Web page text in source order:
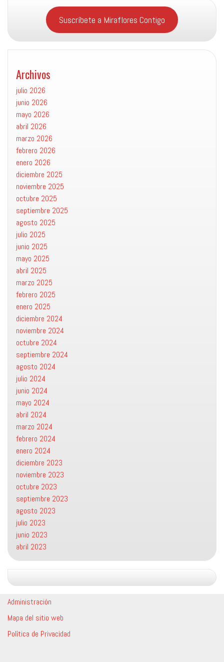
Suscríbete a Miraflores Contigo
Archivos
julio 2026
junio 2026
mayo 2026
abril 2026
marzo 2026
febrero 2026
enero 2026
diciembre 2025
noviembre 2025
octubre 2025
septiembre 2025
agosto 2025
julio 2025
junio 2025
mayo 2025
abril 2025
marzo 2025
febrero 2025
enero 2025
diciembre 2024
noviembre 2024
octubre 2024
septiembre 2024
agosto 2024
julio 2024
junio 2024
mayo 2024
abril 2024
marzo 2024
febrero 2024
enero 2024
diciembre 2023
noviembre 2023
octubre 2023
septiembre 2023
agosto 2023
julio 2023
junio 2023
abril 2023
Administración
Mapa del sitio web
Política de Privacidad